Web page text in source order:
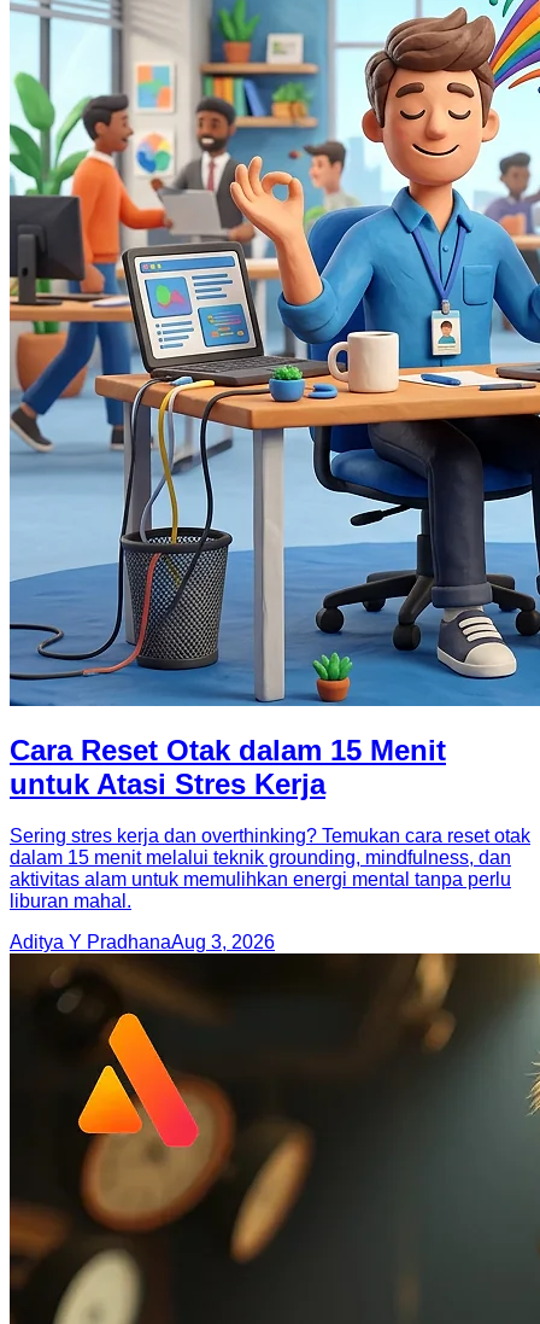
Cara Reset Otak dalam 15 Menit
untuk Atasi Stres Kerja
Sering stres kerja dan overthinking? Temukan cara reset otak
dalam 15 menit melalui teknik grounding, mindfulness, dan
aktivitas alam untuk memulihkan energi mental tanpa perlu
liburan mahal.
Aditya Y PradhanaAug 3, 2026